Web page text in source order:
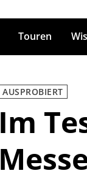
Touren
AUSPROBIERT
Im